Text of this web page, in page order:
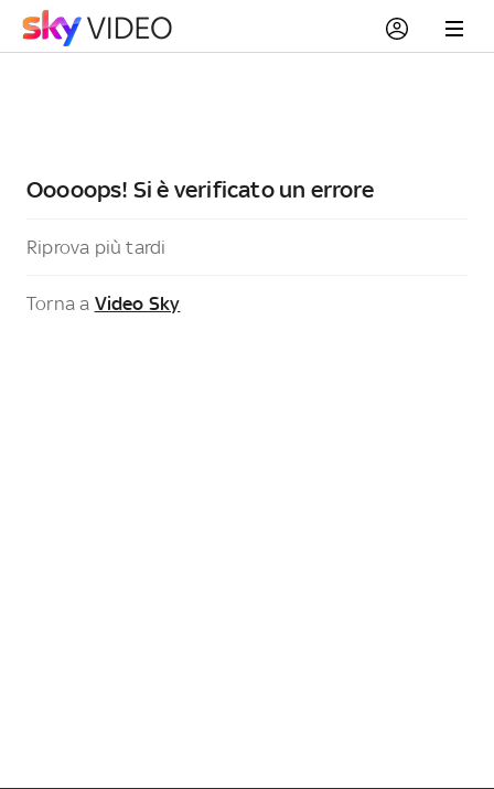
Ooooops! Si è verificato un errore
Riprova più tardi
Torna a Video Sky